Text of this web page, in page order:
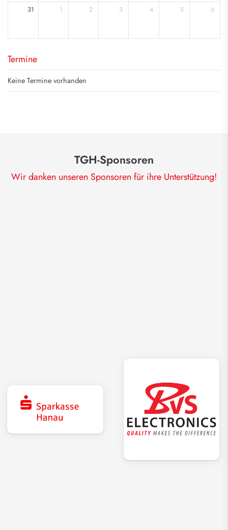
31 1 2 3 4 5 6
Termine
Keine Termine vorhanden
TGH-Sponsoren
Wir danken unseren Sponsoren für ihre Unterstützung!